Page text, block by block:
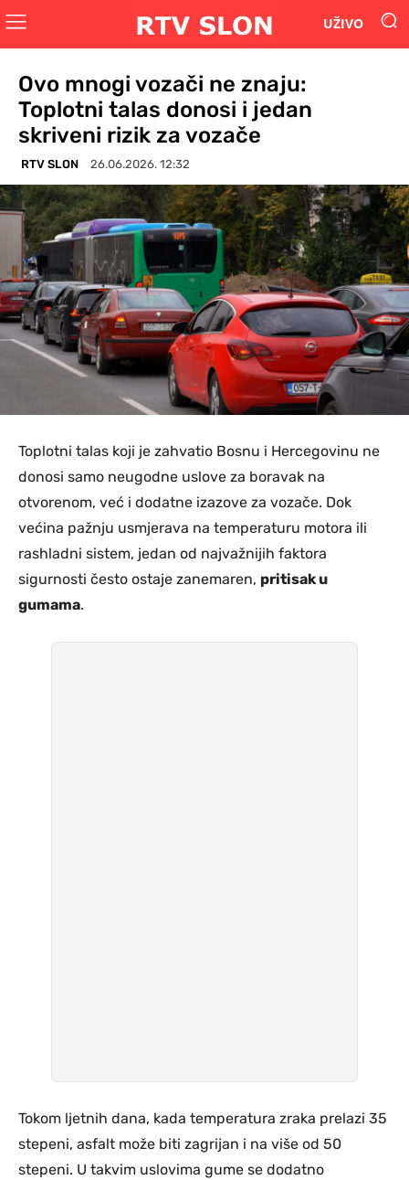
UŽIVO
Ovo mnogi vozači ne znaju:
Toplotni talas donosi i jedan
skriveni rizik za vozače
RTV SLON 26.06.2026. 12:32
Toplotni talas koji je zahvatio Bosnu i Hercegovinu ne
donosi samo neugodne uslove za boravak na
otvorenom, već i dodatne izazove za vozače. Dok
većina pažnju usmjerava na temperaturu motora ili
rashladni sistem, jedan od najvažnijih faktora
sigurnosti često ostaje zanemaren, pritisak u
gumama.
Tokom ljetnih dana, kada temperatura zraka prelazi 35
stepeni, asfalt može biti zagrijan i na više od 50
stepeni. U takvim uslovima gume se dodatno